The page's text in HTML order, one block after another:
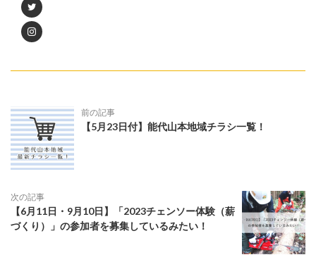
前の記事
【5月23日付】能代山本地域チラシ一覧！
次の記事
【6月11日・9月10日】「2023チェンソー体験（薪
づくり）」の参加者を募集しているみたい！